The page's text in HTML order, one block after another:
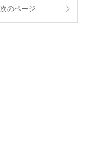
次のページ